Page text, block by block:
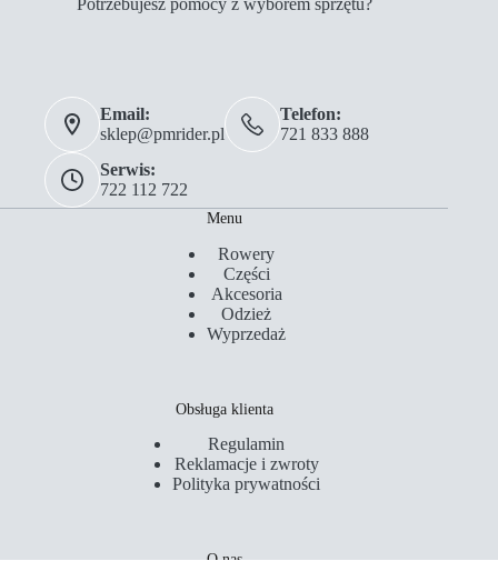
Potrzebujesz pomocy z wyborem sprzętu?
Email:
sklep@pmrider.pl
Telefon:
721 833 888
Serwis:
722 112 722
Menu
Rowery
Części
Akcesoria
Odzież
Wyprzedaż
Obsługa klienta
Regulamin
Reklamacje i zwroty
Polityka prywatności